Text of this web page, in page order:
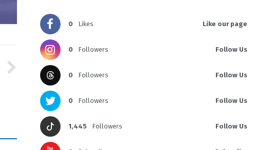
0 Likes Like our page
0 Followers Follow Us
0 Followers Follow Us
0 Followers Follow Us
1,445 Followers Follow Us